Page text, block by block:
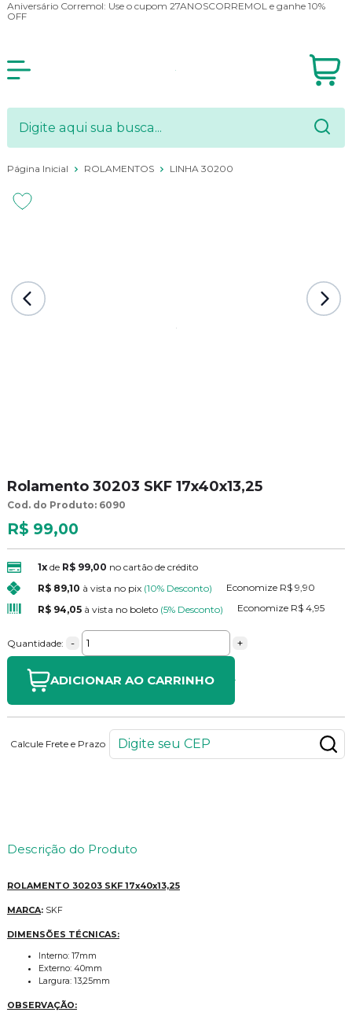
Aniversário Corremol: Use o cupom 27ANOSCORREMOL e ganhe 10%
OFF
Página Inicial ROLAMENTOS LINHA 30200
Rolamento 30203 SKF 17x40x13,25
Cod. do Produto: 6090
R$ 99,00
1xde R$ 99,00 no cartão de crédito
R$ 89,10 à vista no pix (10% Desconto) Economize R$ 9,90
R$ 94,05 à vista no boleto (5% Desconto) Economize R$ 4,95
Quantidade: - +
ADICIONAR AO CARRINHO
Calcule Frete e Prazo
Descrição do Produto
ROLAMENTO 30203 SKF 17x40x13,25
MARCA:SKF
DIMENSÕES TÉCNICAS:
Interno: 17mm
Externo: 40mm
Largura: 13,25mm
OBSERVAÇÃO: